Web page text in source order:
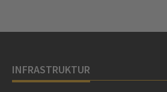
INFRASTRUKTUR